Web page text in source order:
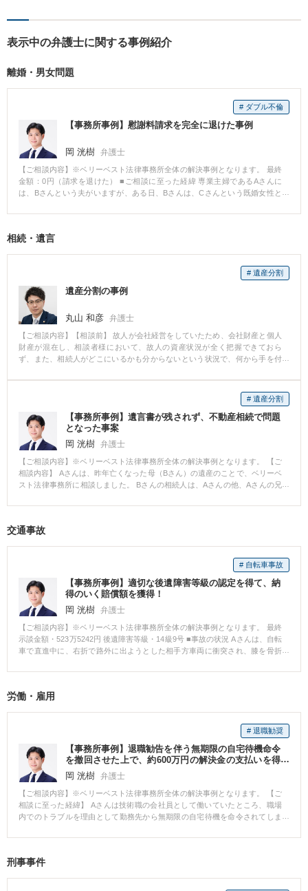
で頼れる弁護士を目指しま
見駅2分】
表示中の弁護士に関する事例紹介
離婚・男女問題
# ダブル不倫
【事務所事例】慰謝料請求を完全に退けた事例
岡 洸樹 弁護士
【ご相談内容】※ベリーベスト法律事務所全体の解決事例となります。 最終
金額：0円（請求を退けた） ■ご相談に至った経緯 専業主婦であるAさんに
は、Bさんという夫がいますが、ある日、Bさんは、Cさんという既婚女性と
00万円の慰謝料請求をしてきました。AさんとBさんは、減額しようとして交
額には応じてくれませんでした。困ったAさんは当事務所に相談にお越しにな
したいというご希望も有していらっしゃいました。 ■ベリーベストの対応と
その結果 当事務所は、Aさんからの依頼を受けた後、交渉を開始しました。
本件ではそもそも、AさんもCさんに対して慰謝料請求をすることができま
す。そこで、その点をDさんに対して強く主張するとともに、裁判に移行して
もお互いに負担が大きくなるだけであること等を説得しました。その結果、D
さんも納得して慰謝料請求を取り下げました。AさんもBさんも慰謝料を支払
う必要が全くなくなったのです。また、本件について二度とお互いに蒸し返
さないという趣旨の合意書を取り交わすことができました。
相続・遺言
# 遺産分割
遺産分割の事例
丸山 和彦 弁護士
【ご相談内容】【相談前】 故人が会社経営をしていたため、会社財産と個人
財産が混在し、相談者様において、故人の資産状況が全く把握できておら
ず、また、相続人がどこにいるかも分からないという状況で、何から手を付
の顧問税理士と連携をとり、遺産を整理しつつ、同時並行的に相続人調査を
行いました。 結果、全ての財産と相続人を把握できたので、その後、相続人
と遺産分割協議を行いました。故人と疎遠な相続人に対しては、依頼者様の
利益を優先していただきたい旨申入れ、納得していただき、結果として、法
定相続分を大きく上回る相続分を獲得しました（法定相続分+約１億円程
度）。依頼者様の利益を追求した弁護活動となり、満足していただけまし
た。
# 遺産分割
【事務所事例】遺言書が残されず、不動産相続で問題
となった事案
岡 洸樹 弁護士
【ご相談内容】※ベリーベスト法律事務所全体の解決事例となります。 【ご
相談内容】 Aさんは、昨年亡くなった母（Bさん）の遺産のことで、ベリーベ
スト法律事務所に相談しました。 Bさんの相続人は、Aさんの他、Aさんの兄
相当）があります。この土地建物には、Bさんが生前、Cさんと同居していま
ことになりました。しかし、兄のCさんは「俺が長男だから俺が相続する。お
とでベリーベスト法律事務所に相談にきました。 【ベリーベストの対応とそ
の結果】 弁護士は、Aさんに、このような場合は、家庭裁判所で話し合いを
行う、調停という手続きを利用したほうが良いとアドバイスをしました。 そ
こで、Aさんは、遺産分割調停を申し立てたところ、CさんDさんにもそれぞ
れ弁護士が就任しました。 Cさんは遺産分割調停で「兄弟で分けなければい
けないことは分かっている。しかしながら、遺産はこの土地建物しかないの
で、これをどうやって分けたらいいのか分からない。自分がずっと住み続け
た家なので自分が守っていきたい気持ちがある。弟と妹には悪いが、自分が
会社にて見積を出してもらい、不動産価値を査定することとしました。 Cさ
産が5000万円で売却することができるとわかると、対価を支払って自分名義
とで合意できました。 Aさんは、法律事務所に交渉を依頼したことによっ
て、「1600万円を取得する」という、Aさんにとって望んでいた条件で最終合
意することができました。 また、弁護士に交渉を任せたことによって、Aさ
んは、自身で交渉を行うストレスを感じることなく、親族と協議することが
できました。
交通事故
# 自転車事故
【事務所事例】適切な後遺障害等級の認定を得て、納
得のいく賠償額を獲得！
岡 洸樹 弁護士
【ご相談内容】※ベリーベスト法律事務所全体の解決事例となります。 最終
示談金額・523万5242円 後遺障害等級・14級9号 ■事故の状況 Aさんは、自転
車で直進中に、右折で路外に出ようとした相手方車両に衝突され、膝を骨折
されておりましたが、当該事務所の対応にご不満を抱かれ、事務所を変える
を回り、最終的に当事務所に決めたとのことで、ご依頼いただきました。 傷
明しました。 また、骨折ということもあり頻回の通院ができているわけでは
ないことを気にされておりましたので、適切に対処をすれば特に問題はない
旨お伝えしました。 症状固定の時期に差し掛かっていたようでしたので、後
遺障害の認定の申請手続きについても詳細をお話ししました。 ■ベリーベス
ト法律事務所の対応とその結果 当事務所にご依頼いただいた段階で、既に事
故から相当程度期間が経過しておりましたので、まずは後遺障害の認定の申
請を見据えて治療状況の確認等を行いました。 十分な準備をした後、症状固
定の段階になりましたので、当事務所にて後遺障害の認定の申請手続きを行
制限などはなかったため、神経症状での等級認定を目指しました。 適切な資
の後、認定結果を踏まえて損害の計算を行い、示談交渉に移行しました。 上
労働・雇用
# 退職勧奨
【事務所事例】退職勧告を伴う無期限の自宅待機命令
を撤回させた上で、約600万円の解決金の支払いを得
て退職
岡 洸樹 弁護士
【ご相談内容】※ベリーベスト法律事務所全体の解決事例となります。 【ご
相談に至った経緯】 Aさんは技術職の会社員として働いていたところ、職場
内でのトラブルを理由として勤務先から無期限の自宅待機を命令されてしま
あり、Aさんは改善すべき点は改善するので職場に復帰させてほしいと勤務先
よる退職を選択するよう求められました。 【ご相談内容】 Aさんとしては、
刑事事件